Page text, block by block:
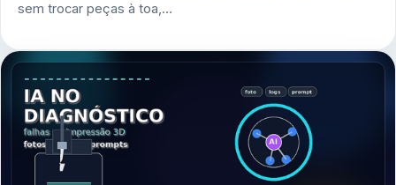
sem trocar peças à toa,…